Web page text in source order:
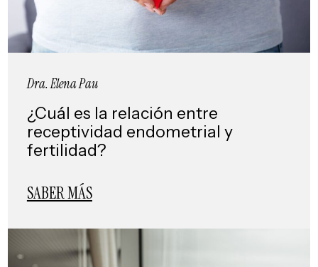
Dra. Elena Pau
¿Cuál es la relación entre
receptividad endometrial y
fertilidad?
SABER MÁS